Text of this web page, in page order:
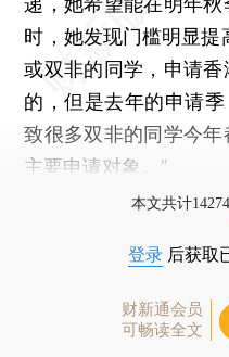
时，她发现门槛明显提
或双非的同学，申请
的，但是去年的申请
致很多双非的同学今
主要申请对象。”
本文共计
登录 后获取
财新通会员
可畅读全文